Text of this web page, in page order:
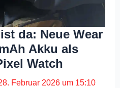
da: Neue Wear
Akku als
Watch
Februar 2026 um 15:10